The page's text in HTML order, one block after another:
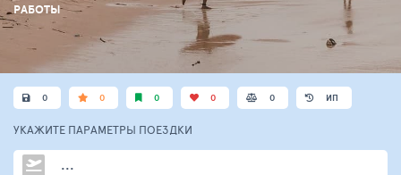
РАБОТЫ
0 0 0 0 0 ИП
УКАЖИТЕ ПАРАМЕТРЫ ПОЕЗДКИ
...